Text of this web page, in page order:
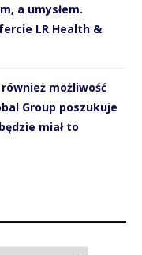
a umysłem.
LR Health &
możliwość
Group poszukuje
miał to